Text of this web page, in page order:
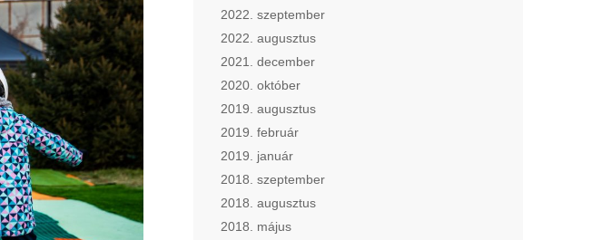
2022. szeptember
2022. augusztus
2021. december
2020. október
2019. augusztus
2019. február
2019. január
2018. szeptember
2018. augusztus
2018. május